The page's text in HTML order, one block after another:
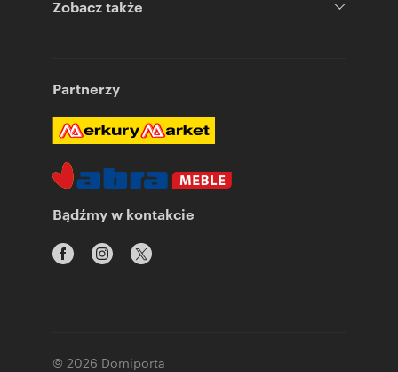
Zobacz także
Partnerzy
Bądźmy w kontakcie
© 2026 Domiporta